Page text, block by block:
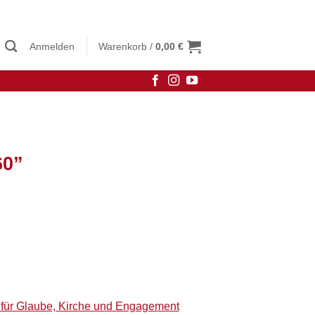
Anmelden Warenkorb / 0,00 €
Glaube, Kirche und Engagement